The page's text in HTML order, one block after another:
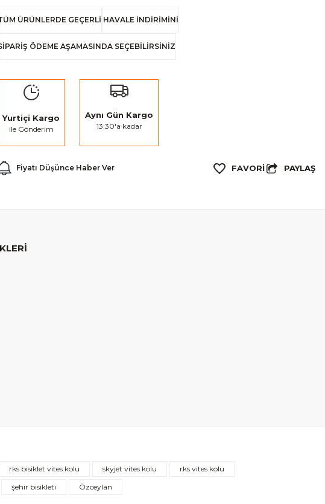
ÜRÜNLERDE GEÇERLİ HAVALE İNDİRİMİNİ
ÖDEME AŞAMASINDA SEÇEBİLİRSİNİZ
Yurtiçi Kargo
ile Gönderim
Aynı Gün Kargo
13:30'a kadar
Fiyatı Düşünce Haber Ver PAYLAŞ
rks bisiklet vites kolu skyjet vites kolu
rks vites kolu
şehir bisikleti Özceylan